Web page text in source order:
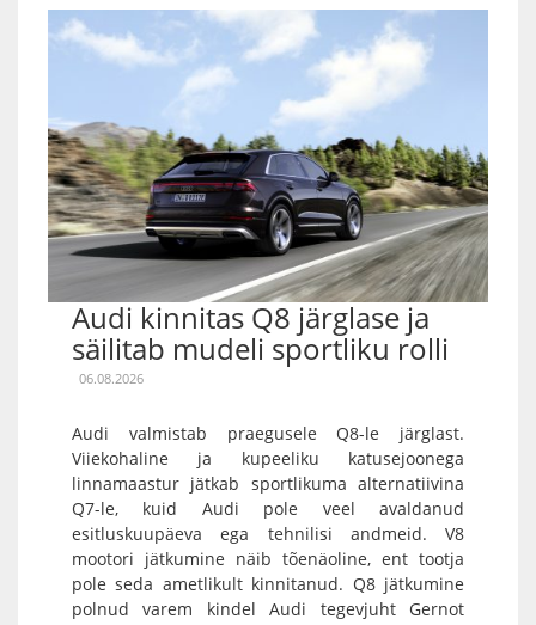
Audi kinnitas Q8 järglase ja
säilitab mudeli sportliku rolli
06.08.2026
Audi valmistab praegusele Q8-le järglast.
Viiekohaline ja kupeeliku katusejoonega
linnamaastur jätkab sportlikuma alternatiivina
Q7-le, kuid Audi pole veel avaldanud
esitluskuupäeva ega tehnilisi andmeid. V8
mootori jätkumine näib tõenäoline, ent tootja
pole seda ametlikult kinnitanud. Q8 jätkumine
polnud varem kindel Audi tegevjuht Gernot